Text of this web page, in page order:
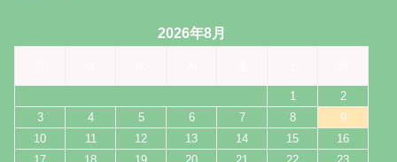
2026年8月
1
2
3
4 5 6 7 8
9
10
11 12 13 14 15
16